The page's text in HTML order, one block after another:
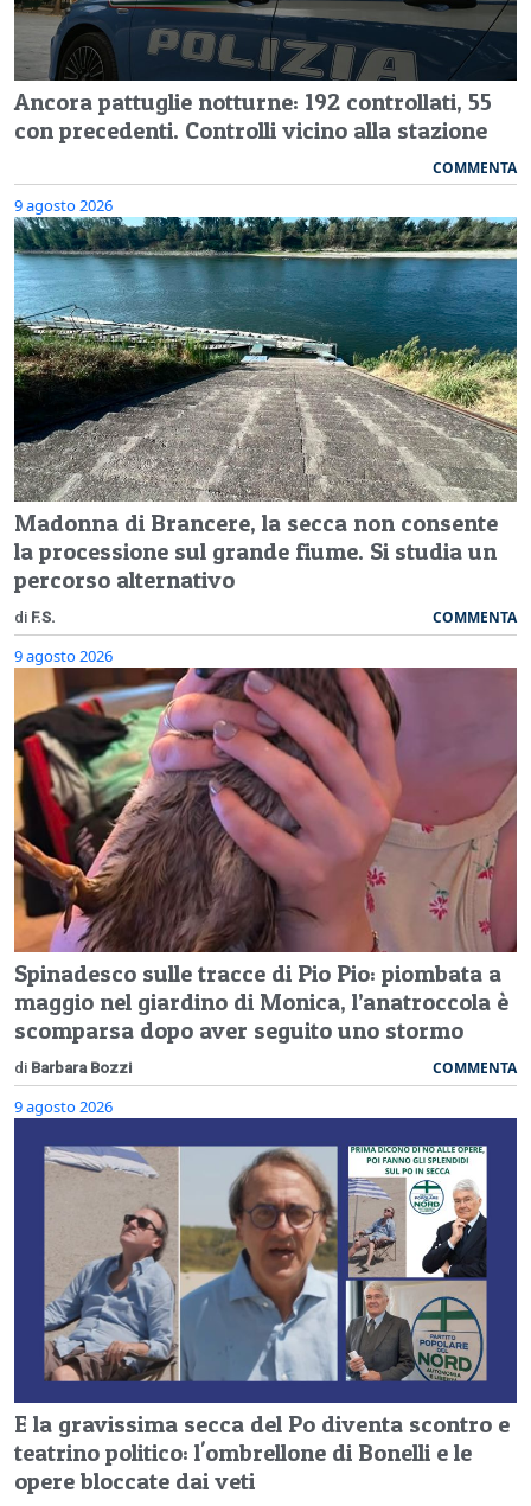
Ancora pattuglie notturne: 192 controllati, 55
con precedenti. Controlli vicino alla stazione
COMMENTA
9 agosto 2026
Madonna di Brancere, la secca non consente
la processione sul grande fiume. Si studia un
percorso alternativo
di F.S. COMMENTA
9 agosto 2026
Spinadesco sulle tracce di Pio Pio: piombata a
maggio nel giardino di Monica, l’anatroccola è
scomparsa dopo aver seguito uno stormo
di Barbara Bozzi COMMENTA
9 agosto 2026
E la gravissima secca del Po diventa scontro e
teatrino politico: l'ombrellone di Bonelli e le
opere bloccate dai veti